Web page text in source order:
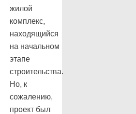
жилой
комплекс,
находящийся
на начальном
этапе
строительства.
Но, к
сожалению,
проект был